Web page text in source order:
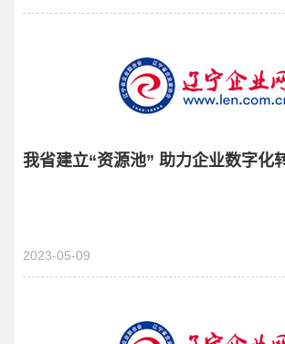
我省建立“资源池” 助力企业数字化
2023-05-09